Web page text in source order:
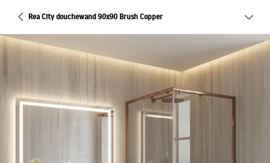
Rea City douchewand 90x90 Brush Copper